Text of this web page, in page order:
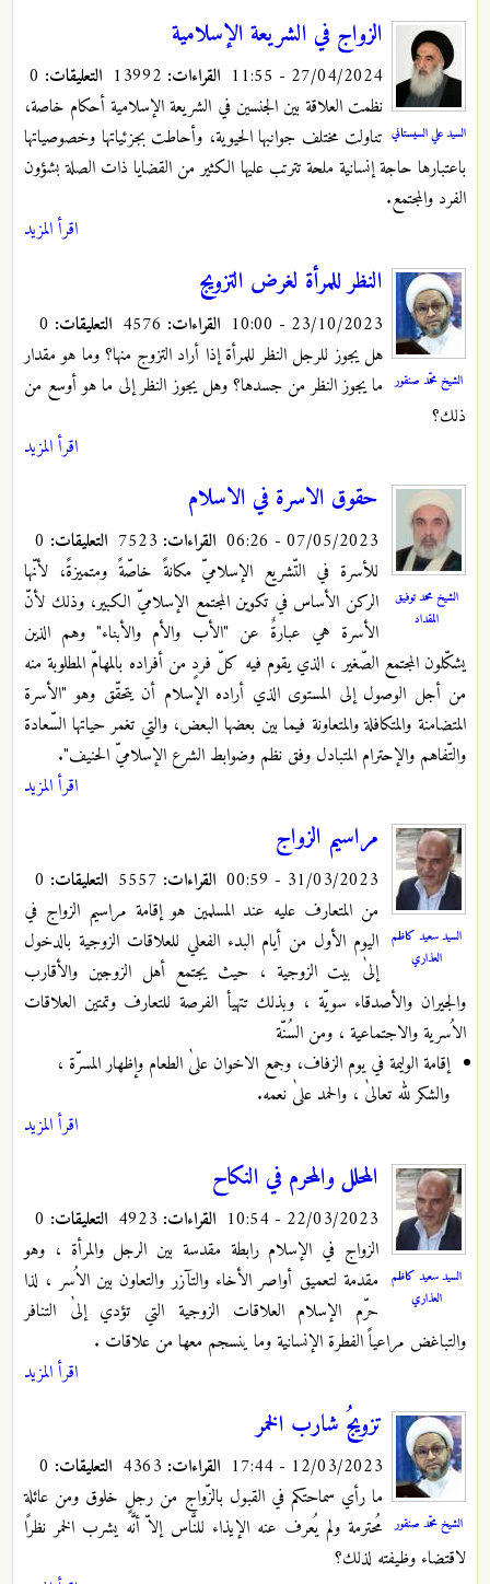
السيد علي السيستاني
الزواج في الشريعة الإسلامية
27/04/2024 - 11:55 القراءات: التعليقات:
نظمت العلاقة بين الجنسين في الشريعة الإسلامية أحكام خاصة،
تناولت مختلف جوانبها الحيوية، وأحاطت بجزئياتها وخصوصياتها
باعتبارها حاجة إنسانية ملحة تترتب عليها الكثير من القضايا ذات الصلة بشؤون
الفرد والمجتمع.
اقرأ المزيد
الشيخ محمّد صنقور
النظر للمرأة لغرض التزويج
23/10/2023 - 10:00 القراءات: التعليقات:
هل يجوز للرجل النظر للمرأة إذا أراد التزوج منها؟ وما هو مقدار
ما يجوز النظر من جسدها؟ وهل يجوز النظر إلى ما هو أوسع من
ذلك؟
اقرأ المزيد
الشيخ محمد توفيق
المقداد
حقوق الاسرة في الاسلام
07/05/2023 - 06:26 القراءات: التعليقات:
للأسرة في التّشريع الإسلاميّ مكانةً خاصّةً ومتميزةً، لأنّها
الركن الأساس في تكوين المجتمع الإسلاميّ الكبير، وذلك لأنّ
الأسرة هي عبارةٌ عن "الأب والأم والأبناء" وهم الذين
يشكّلون المجتمع الصّغير ، الذي يقوم فيه كلّ فردٍ من أفراده بالمهامّ المطلوبة منه
من أجل الوصول إلى المستوى الذي أراده الإسلام أن يتحقّق وهو "الأسرة
المتضامنة والمتكافلة والمتعاونة فيما بين بعضها البعض، والتي تغمر حياتها السّعادة
والتّفاهم والإحترام المتبادل وفق نظم وضوابط الشرع الإسلاميّ الحنيف".
اقرأ المزيد
السيد سعيد كاظم
العذاري
مراسيم الزواج
31/03/2023 - 00:59 القراءات: التعليقات:
من المتعارف عليه عند المسلمين هو إقامة مراسيم الزواج في
اليوم الأول من أيام البدء الفعلي للعلاقات الزوجية بالدخول
إلىٰ بيت الزوجية ، حيث يجتمع أهل الزوجين والأقارب
والجيران والأصدقاء سويّة ، وبذلك تتهيأ الفرصة للتعارف وتمتين العلاقات
الاُسرية والاجتماعية ، ومن السُنّة
إقامة الوليمة في يوم الزفاف، وجمع الاخوان علىٰ الطعام وإظهار المسرّة ،
والشكر لله تعالىٰ ، والحمد علىٰ نعمه.
اقرأ المزيد
السيد سعيد كاظم
العذاري
المحلل والمحرم في النكاح
22/03/2023 - 10:54 القراءات: التعليقات:
الزواج في الإسلام رابطة مقدسة بين الرجل والمرأة ، وهو
مقدمة لتعميق أواصر الأخاء والتآزر والتعاون بين الاُسر ، لذا
حرّم الإسلام العلاقات الزوجية التي تؤدي إلىٰ التنافر
والتباغض مراعياً الفطرة الإنسانية وما ينسجم معها من علاقات .
اقرأ المزيد
الشيخ محمّد صنقور
تزويجُ شارب الخمر
12/03/2023 - 17:44 القراءات: التعليقات:
ما رأي سماحتكم في القبول بالزّواج من رجلٍ خلوق ومن عائلة
مُحترمة ولم يُعرف عنه الإيذاء للنَّاس إلاّ أنَّه يشرب الخمر نظرًا
لاقتضاء وظيفته لذلك؟